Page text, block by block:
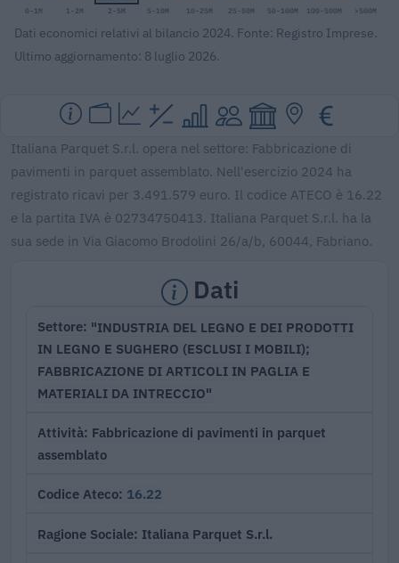
0-1M 1-2M 2-5M 5-10M 10-25M 25-50M 50-100M 100-500M >500M
Dati economici relativi al bilancio 2024. Fonte: Registro Imprese.
Ultimo aggiornamento: 8 luglio 2026.
Italiana Parquet S.r.l. opera nel settore: Fabbricazione di
pavimenti in parquet assemblato. Nell'esercizio 2024 ha
registrato ricavi per 3.491.579 euro. Il codice ATECO è 16.22
e la partita IVA è 02734750413. Italiana Parquet S.r.l. ha la
sua sede in Via Giacomo Brodolini 26/a/b, 60044, Fabriano.
Dati
Settore "INDUSTRIA DEL LEGNO E DEI PRODOTTI
IN LEGNO E SUGHERO (ESCLUSI I MOBILI);
FABBRICAZIONE DI ARTICOLI IN PAGLIA E
MATERIALI DA INTRECCIO"
Attività Fabbricazione di pavimenti in parquet
assemblato
Codice Ateco 16.22
Ragione Sociale Italiana Parquet S.r.l.